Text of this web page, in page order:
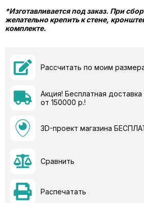
*Изготавливается под заказ. При
желательно крепить к стене,
комплекте.
Рассчитать по моим
Акция! Бесплатная
от 150000 р.!
3D-проект магазина
Сравнить
Распечатать